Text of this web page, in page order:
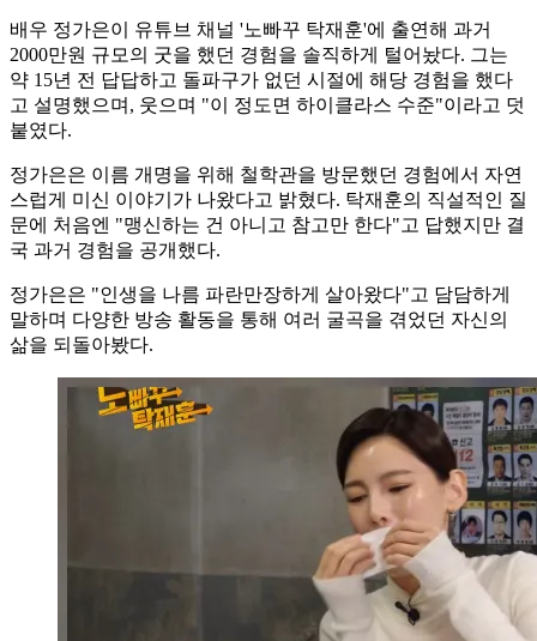
배우 정가은이 유튜브 채널 '노빠꾸 탁재훈'에 출연해 과거
2000만원 규모의 굿을 했던 경험을 솔직하게 털어놨다. 그는
약 15년 전 답답하고 돌파구가 없던 시절에 해당 경험을 했다
고 설명했으며, 웃으며 "이 정도면 하이클라스 수준"이라고 덧
붙였다.
정가은은 이름 개명을 위해 철학관을 방문했던 경험에서 자연
스럽게 미신 이야기가 나왔다고 밝혔다. 탁재훈의 직설적인 질
문에 처음엔 "맹신하는 건 아니고 참고만 한다"고 답했지만 결
국 과거 경험을 공개했다.
정가은은 "인생을 나름 파란만장하게 살아왔다"고 담담하게
말하며 다양한 방송 활동을 통해 여러 굴곡을 겪었던 자신의
삶을 되돌아봤다.